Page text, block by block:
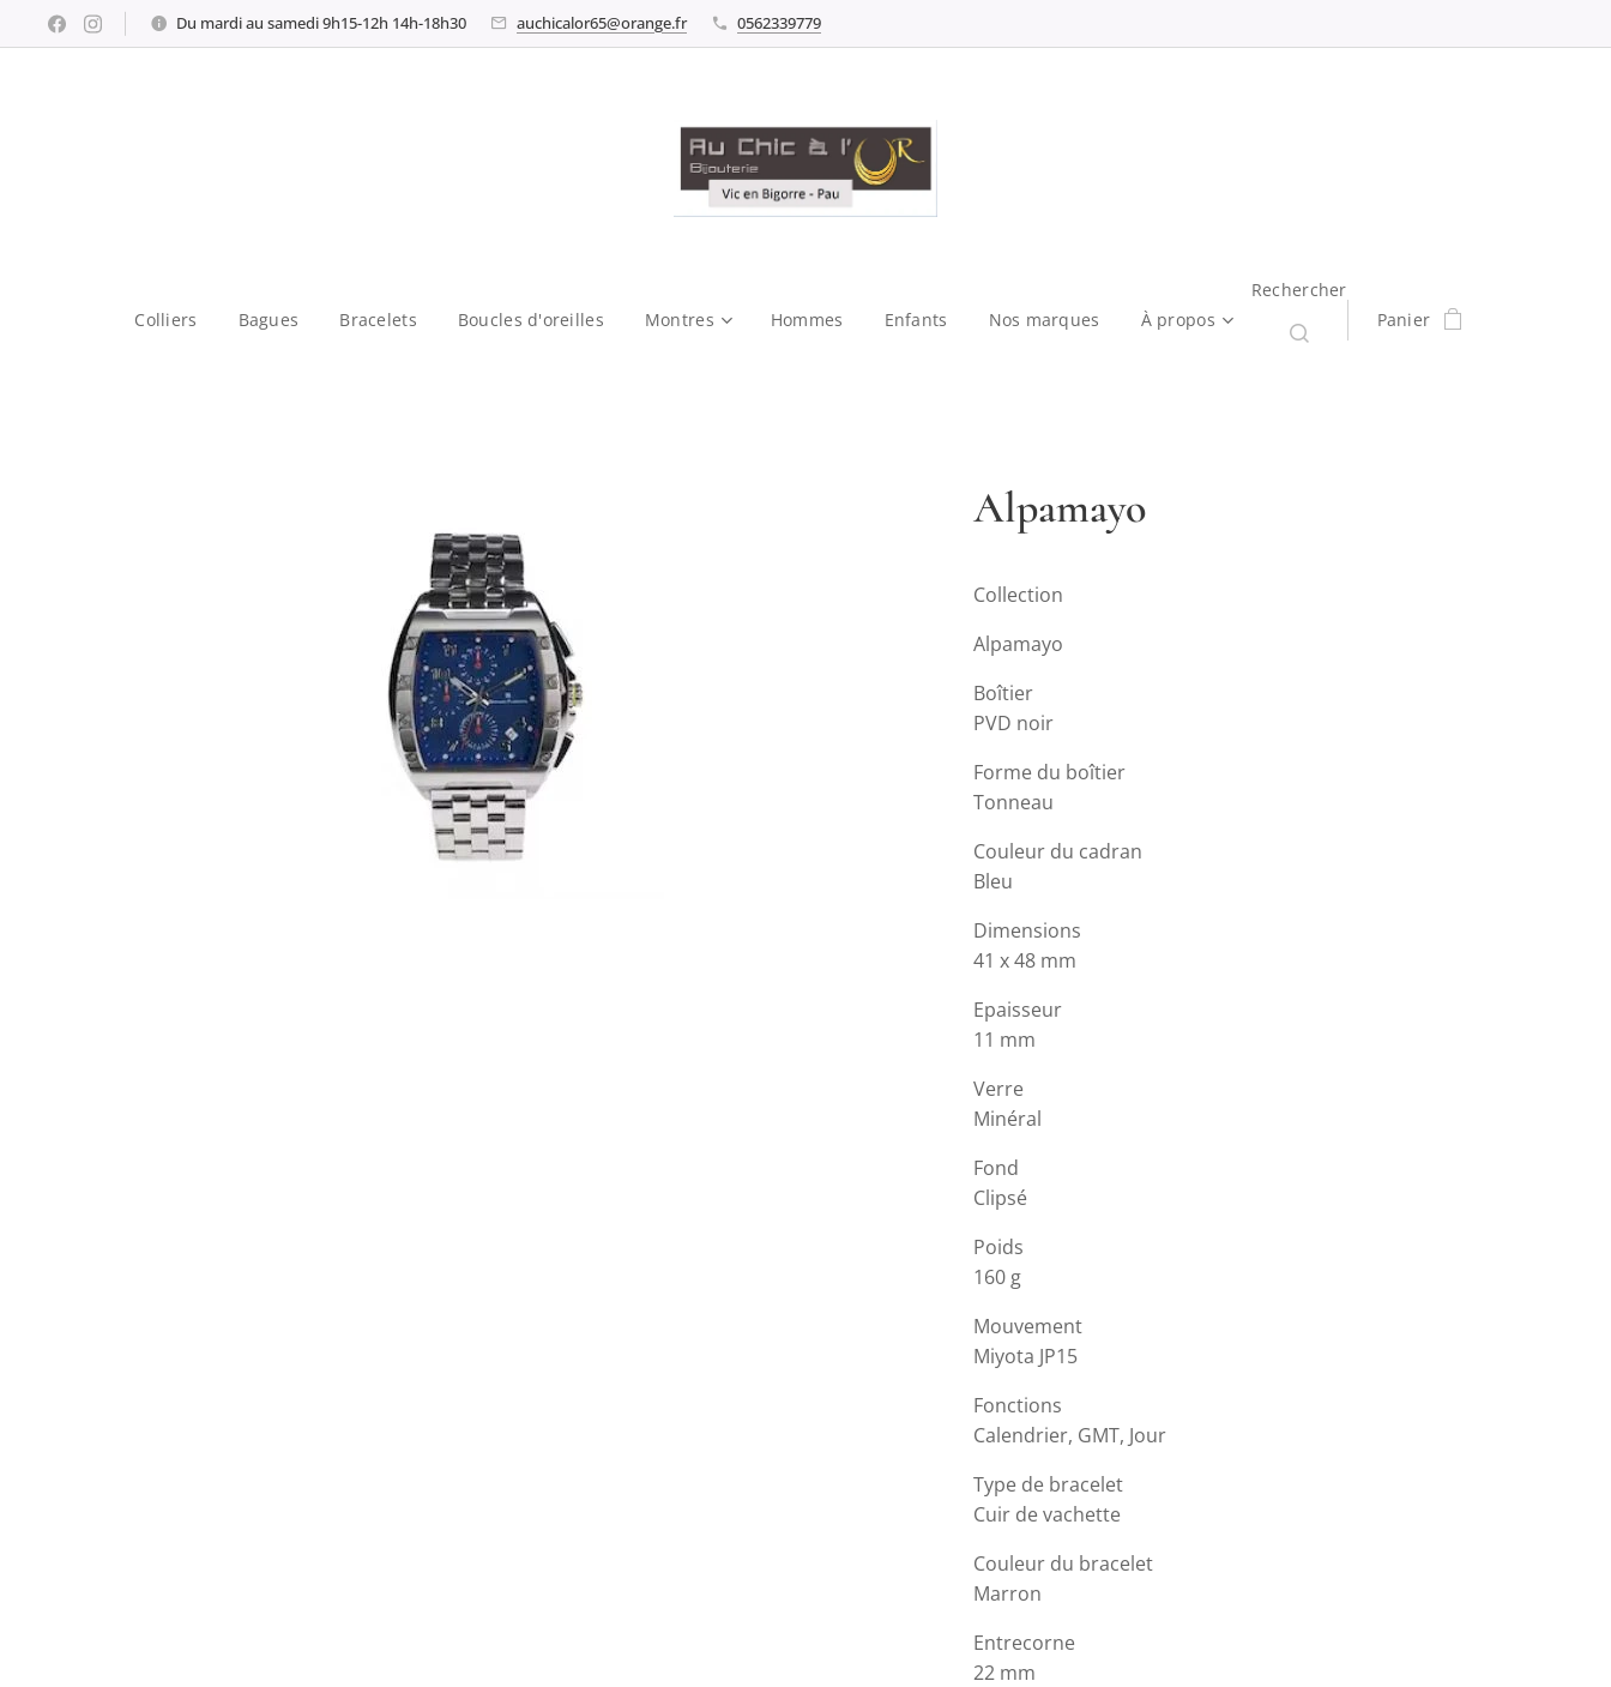
Du mardi au samedi 9h15-12h 14h-18h30 auchicalor65@orange.fr 0562339779
Colliers Bagues Bracelets Boucles d'oreilles Montres Hommes Enfants Nos marques À propos
Rechercher
Panier
Alpamayo
Collection
Alpamayo
Boîtier
PVD noir
Forme du boîtier
Tonneau
Couleur du cadran
Bleu
Dimensions
41 x 48 mm
Epaisseur
11 mm
Verre
Minéral
Fond
Clipsé
Poids
160 g
Mouvement
Miyota JP15
Fonctions
Calendrier, GMT, Jour
Type de bracelet
Cuir de vachette
Couleur du bracelet
Marron
Entrecorne
22 mm